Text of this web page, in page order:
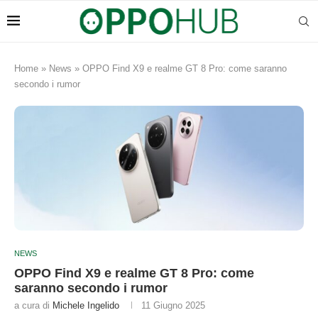
Home » News » OPPO Find X9 e realme GT 8 Pro: come saranno
secondo i rumor
NEWS
OPPO Find X9 e realme GT 8 Pro: come
saranno secondo i rumor
a cura di Michele Ingelido 11 Giugno 2025